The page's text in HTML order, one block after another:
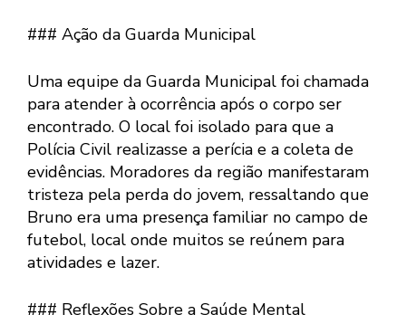
### Ação da Guarda Municipal
Uma equipe da Guarda Municipal foi chamada
para atender à ocorrência após o corpo ser
encontrado. O local foi isolado para que a
Polícia Civil realizasse a perícia e a coleta de
evidências. Moradores da região manifestaram
tristeza pela perda do jovem, ressaltando que
Bruno era uma presença familiar no campo de
futebol, local onde muitos se reúnem para
atividades e lazer.
### Reflexões Sobre a Saúde Mental